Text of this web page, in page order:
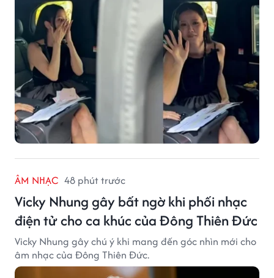
ÂM NHẠC 48 phút trước
Vicky Nhung gây bất ngờ khi phối nhạc
điện tử cho ca khúc của Đông Thiên Đức
Vicky Nhung gây chú ý khi mang đến góc nhìn mới cho
âm nhạc của Đông Thiên Đức.